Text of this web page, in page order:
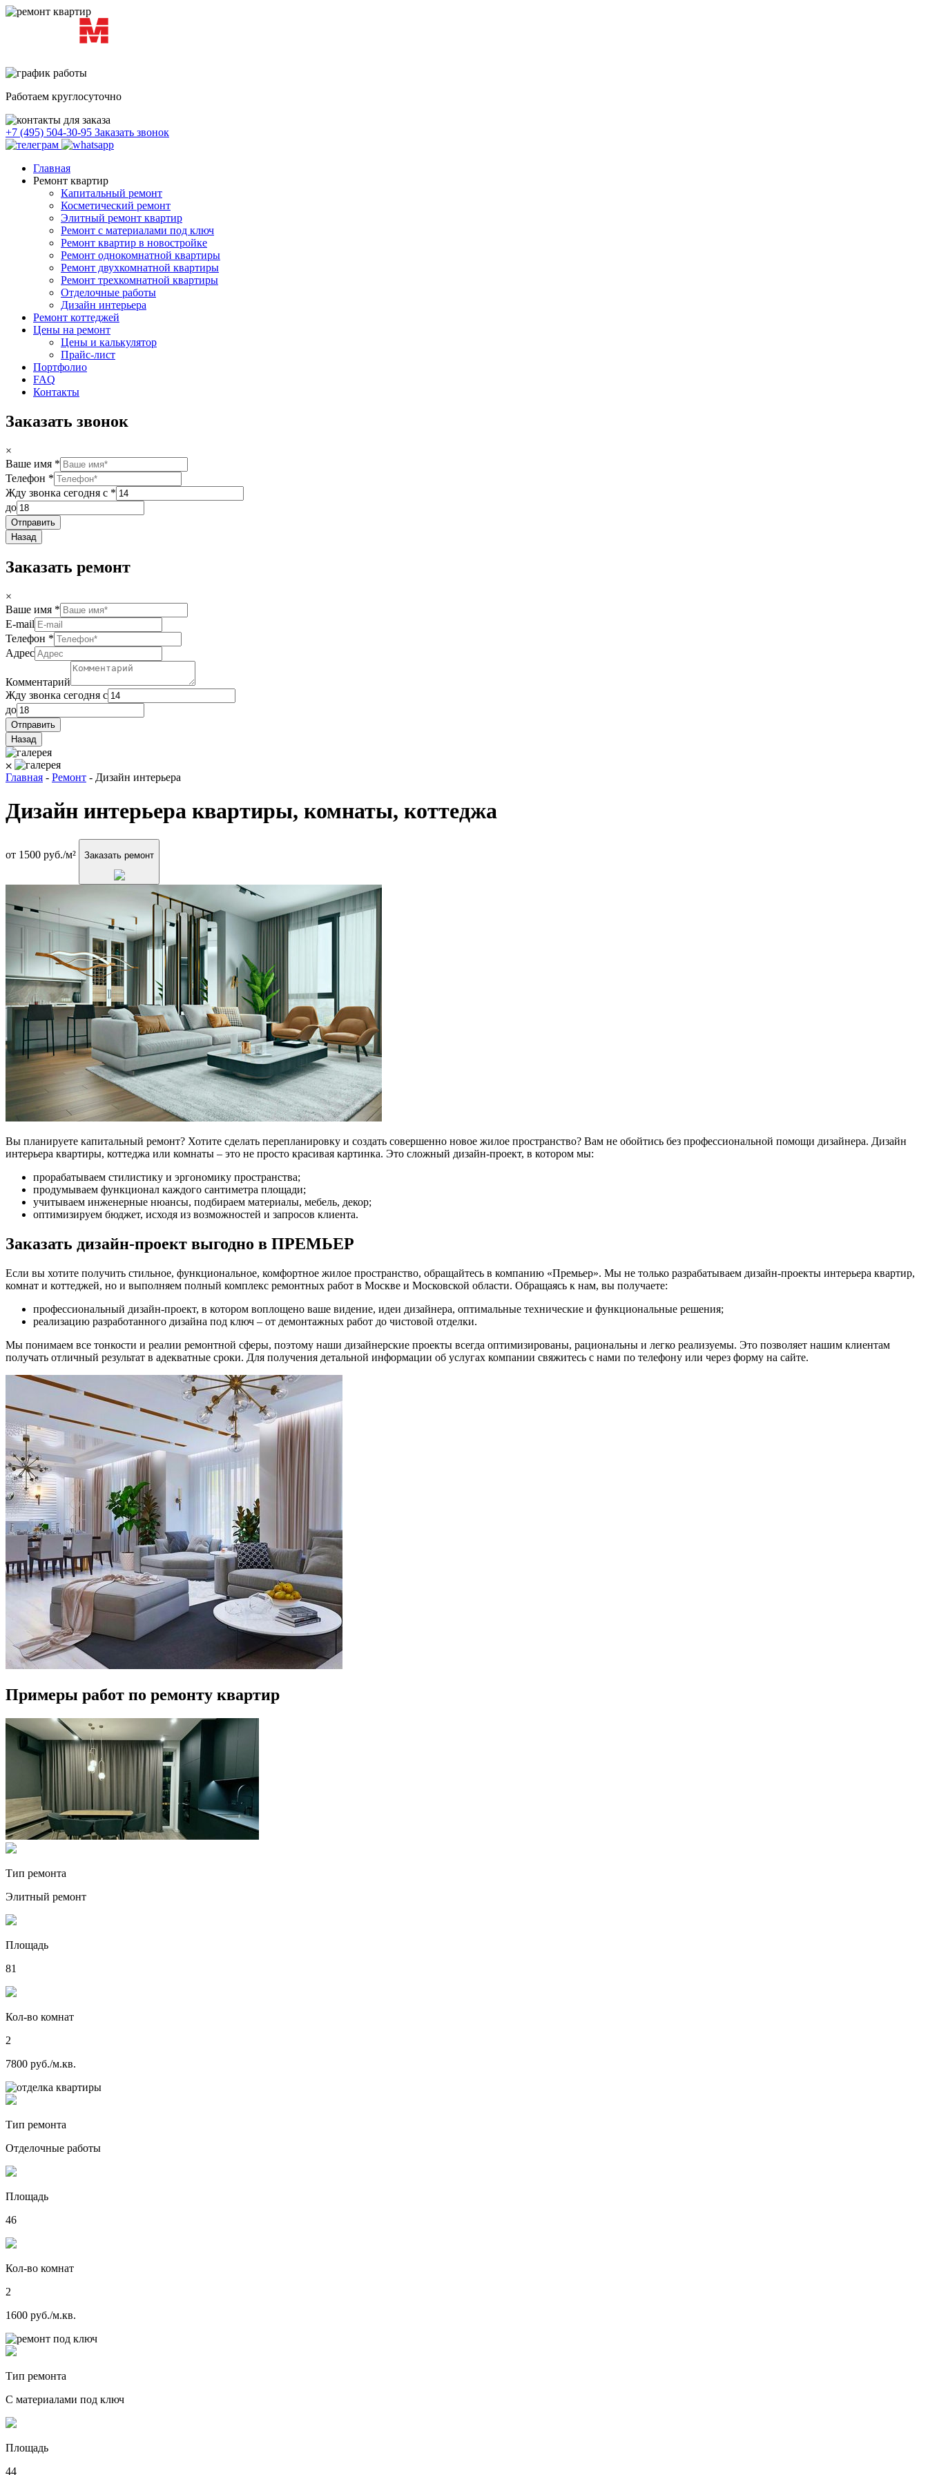
Работаем круглосуточно
+7 (495) 504-30-95 Заказать звонок
Главная
Ремонт квартир
Капитальный ремонт
Косметический ремонт
Элитный ремонт квартир
Ремонт с материалами под ключ
Ремонт квартир в новостройке
Ремонт однокомнатной квартиры
Ремонт двухкомнатной квартиры
Ремонт трехкомнатной квартиры
Отделочные работы
Дизайн интерьера
Ремонт коттеджей
Цены на ремонт
Цены и калькулятор
Прайс-лист
Портфолио
FAQ
Контакты
Заказать звонок
×
Ваше имя *
Телефон *
Жду звонка сегодня с *
до
Отправить
Назад
Заказать ремонт
×
Ваше имя *
E-mail
Телефон *
Адрес
Комментарий
Жду звонка сегодня с
до
Отправить
Назад
⨉
Главная - Ремонт - Дизайн интерьера
Дизайн интерьера квартиры, комнаты, коттеджа
от 1500 руб./м² Заказать ремонт
Вы планируете капитальный ремонт? Хотите сделать перепланировку и создать совершенно новое жилое пространство? Вам не обойтись без профессиональной помощи дизайнера. Дизайн
интерьера квартиры, коттеджа или комнаты – это не просто красивая картинка. Это сложный дизайн-проект, в котором мы:
прорабатываем стилистику и эргономику пространства;
продумываем функционал каждого сантиметра площади;
учитываем инженерные нюансы, подбираем материалы, мебель, декор;
оптимизируем бюджет, исходя из возможностей и запросов клиента.
Заказать дизайн-проект выгодно в ПРЕМЬЕР
Если вы хотите получить стильное, функциональное, комфортное жилое пространство, обращайтесь в компанию «Премьер». Мы не только разрабатываем дизайн-проекты интерьера квартир,
комнат и коттеджей, но и выполняем полный комплекс ремонтных работ в Москве и Московской области. Обращаясь к нам, вы получаете:
профессиональный дизайн-проект, в котором воплощено ваше видение, идеи дизайнера, оптимальные технические и функциональные решения;
реализацию разработанного дизайна под ключ – от демонтажных работ до чистовой отделки.
Мы понимаем все тонкости и реалии ремонтной сферы, поэтому наши дизайнерские проекты всегда оптимизированы, рациональны и легко реализуемы. Это позволяет нашим клиентам
получать отличный результат в адекватные сроки. Для получения детальной информации об услугах компании свяжитесь с нами по телефону или через форму на сайте.
Примеры работ по ремонту квартир
Тип ремонта
Элитный ремонт
Площадь
81
Кол-во комнат
2
7800 руб./м.кв.
Тип ремонта
Отделочные работы
Площадь
46
Кол-во комнат
2
1600 руб./м.кв.
Тип ремонта
С материалами под ключ
Площадь
44